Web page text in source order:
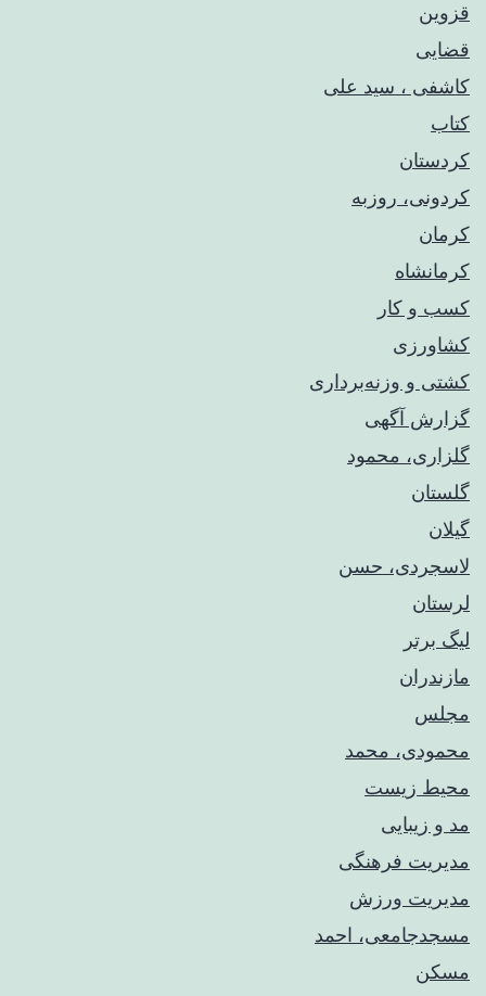
قزوین
قضایی
کاشفی ، سید علی
کتاب
کردستان
کردونی، روزبه
کرمان
کرمانشاه
کسب و کار
کشاورزی
کشتی و وزنه‌برداری
گزارش آگهی
گلزاری، محمود
گلستان
گیلان
لاسجردی، حسن
لرستان
لیگ برتر
مازندران
مجلس
محمودی، محمد
محیط زیست
مد و زیبایی
مدیریت فرهنگی
مدیریت ورزش
مسجدجامعی، احمد
مسکن